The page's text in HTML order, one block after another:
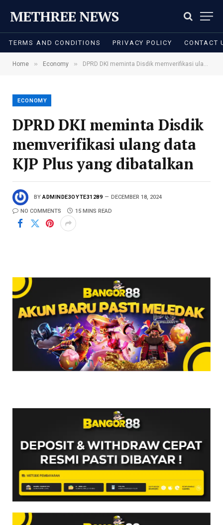
METHREE NEWS
TERMS AND CONDITIONS PRIVACY POLICY CONTACT
Home » Economy » DPRD DKI meminta Disdik memverifikasi ulang data KJP Plus yang dibatalkan
ECONOMY
DPRD DKI meminta Disdik
memverifikasi ulang data
KJP Plus yang dibatalkan
BY ADMINDE3OYTE31289 DECEMBER 18, 2024
NO COMMENTS 15 MINS READ